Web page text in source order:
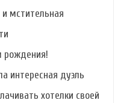
и мстительная
рождения!
интересная дуэль
хотелки своей